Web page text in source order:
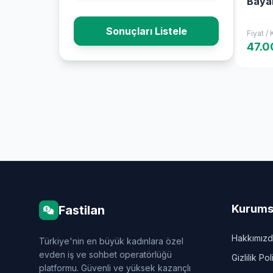
Sonuçları Listele Fiyat /
Fastilan
Türkiye'nin en büyük kadınlara özel
evden iş ve sohbet operatörlüğü
platformu. Güvenli ve yüksek kazançlı
Gizlilik